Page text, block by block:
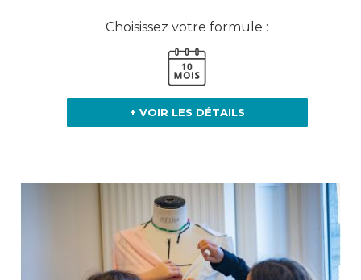
Choisissez votre formule :
+ VOIR LES DÉTAILS